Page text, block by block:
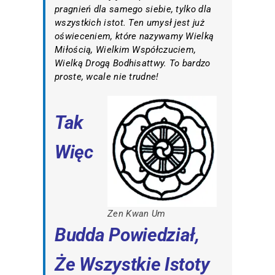
pragnień dla samego siebie, tylko dla
wszystkich istot. Ten umysł jest już
oświeceniem, które nazywamy Wielką
Miłością, Wielkim Współczuciem,
Wielką Drogą Bodhisattwy. To bardzo
proste, wcale nie trudne!
Zen Kwan Um
Tak
Więc
Budda Powiedział,
Że Wszystkie Istoty